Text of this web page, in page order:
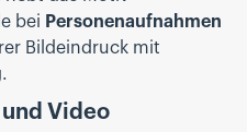
bei Personenaufnahmen
Bildeindruck mit
Video